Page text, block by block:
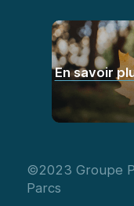
En savoir
©2023 Groupe
Parcs